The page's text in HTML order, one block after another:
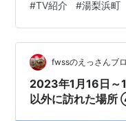
露天風呂」♨️ 望湖楼
れた湖上露天風呂。
って、到着した瞬間
公式サイトを確認す
男女入れ替え制。つ
るという点も見逃せ
#TV紹介 #湯梨浜町
fwssのえっさんブ
2023年1月16日～
以外に訪れた場